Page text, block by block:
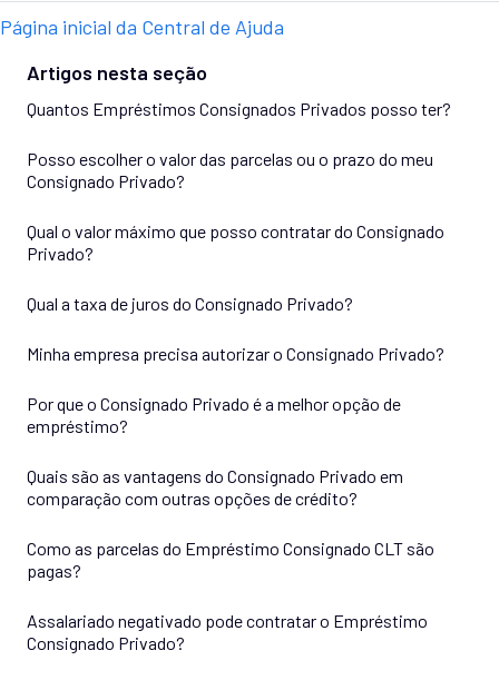
Artigos nesta seção
Quantos Empréstimos Consignados Privados posso ter?
Posso escolher o valor das parcelas ou o prazo do meu
Consignado Privado?
Qual o valor máximo que posso contratar do Consignado
Privado?
Qual a taxa de juros do Consignado Privado?
Minha empresa precisa autorizar o Consignado Privado?
Por que o Consignado Privado é a melhor opção de
empréstimo?
Quais são as vantagens do Consignado Privado em
comparação com outras opções de crédito?
Como as parcelas do Empréstimo Consignado CLT são
pagas?
Assalariado negativado pode contratar o Empréstimo
Consignado Privado?
Página inicial da Central de Ajuda